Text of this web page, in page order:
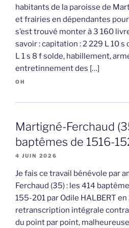
habitants de la paroisse de
et frairies en dépendantes pour
s’est trouvé monter à 3 160
savoir : capitation : 2 229 L 10
L 1 s 8 f solde, habillement,
entretinnement des […]
OH
Martigné-Ferchaud
baptêmes de 1516-
4 JUIN 2026
Je fais ce travail bénévole par
Ferchaud (35) : les 414
155-201 par Odile HALBERT
retranscription intégrale
du point par point,